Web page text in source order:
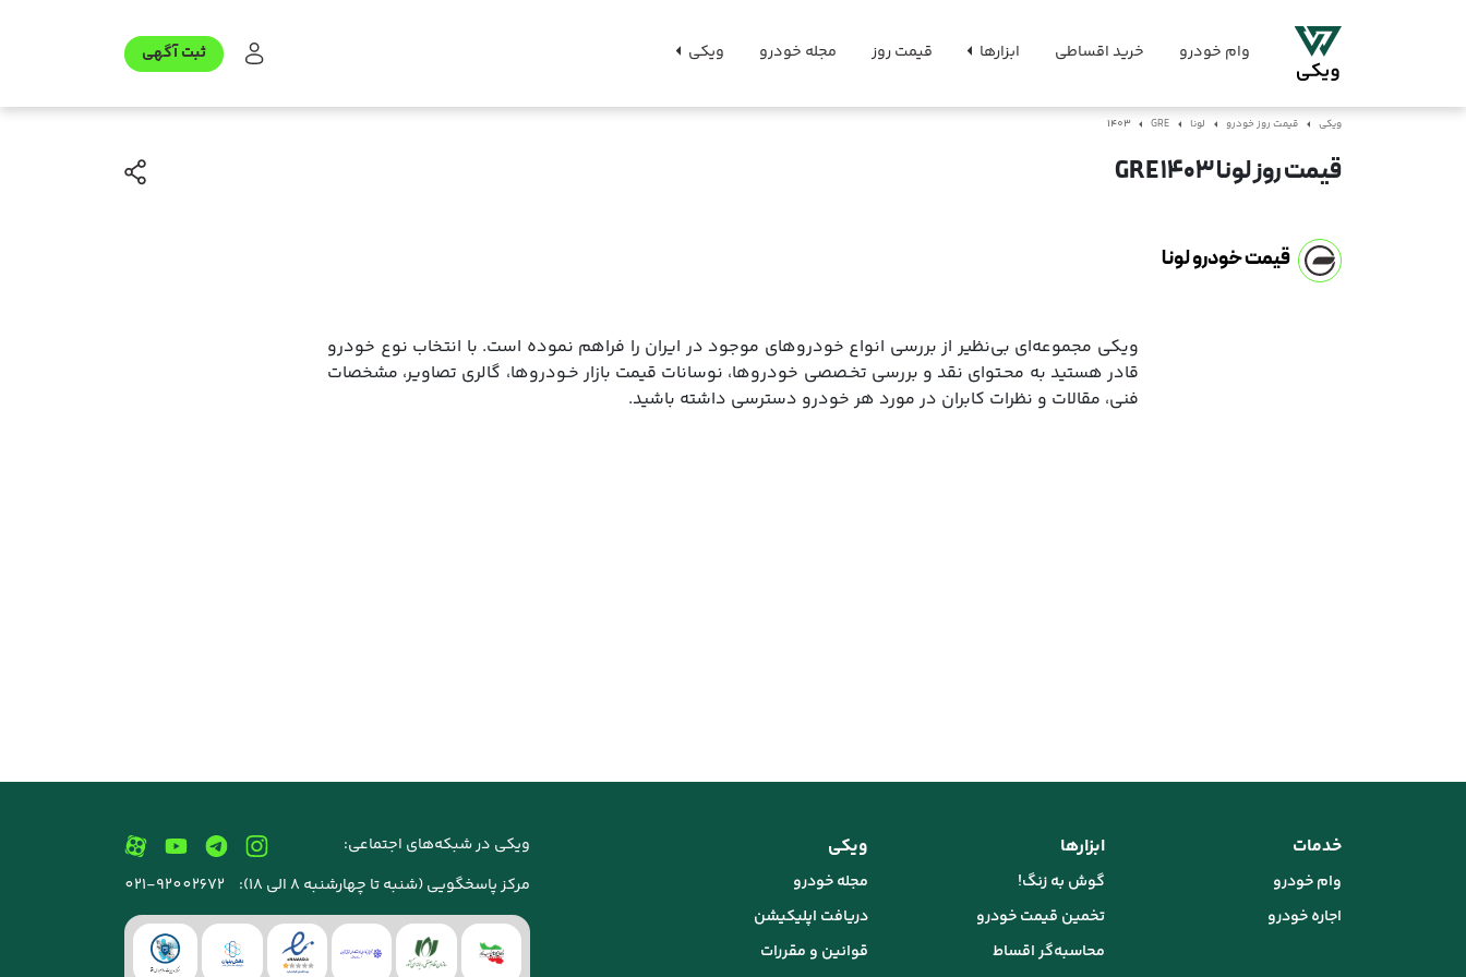
وام خودرو خرید اقساطی ابزارها قیمت روز مجله خودرو ویکی ثبت آگهی
ویکی قیمت روز خودرو لونا GRE
1403
قیمت روز لونا GRE 1403
قیمت خودرو لونا
ویکی مجموعه‌ای بی‌نظیر از بررسی انواع خودروهای موجود در ایران را فراهم نموده است. با انتخاب نوع خودرو
قادر هستید به محـتوای نقد و بررسی تخـصصی خودروها، نوسانات قیمت بازار خـودروها، گالری تصاویر، مشخصات
فنی، مقالات و نظرات کابران در مورد هر خودرو دسترسی داشته باشید.
خدمات
وام خودرو
اجاره خودرو
ابزارها
گوش به زنگ!
تخمین قیمت خودرو
محاسبه‌گر اقساط
ویکی
مجله خودرو
دریافت اپلیکیشن
قوانین و مقررات
ویکی در شبکه‌های اجتماعی:
مرکز پاسخگویی (شنبه تا چهارشنبه 8 الی 18):
021-92002672